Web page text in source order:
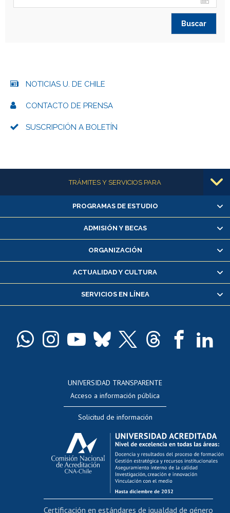
NOTICIAS U. DE CHILE
CONTACTO DE PRENSA
SUSCRIPCIÓN A BOLETÍN
Más informaciónTRÁMITES Y SERVICIOS PARA
Alumnas/os y exalumnas/os
Matrícula en línea
Inscripción y cambio de asignaturas
Consulta y certificado de notas
Servicio médico y dental
Pago de arancel y crédito alumnos
Docentes
Evaluación docente
Calificación académica
Postulación al AUCAI
Funcionarias/os
Cursos internos de capacitación
Bienestar del personal
Portal de movilidad interna
PROGRAMAS DE ESTUDIO
ADMISIÓN Y BECAS
ORGANIZACIÓN
ACTUALIDAD Y CULTURA
SERVICIOS EN LÍNEA
UNIVERSIDAD TRANSPARENTE
Acceso a información pública
Solicitud de información
Certificación en estándares de igualdad de género